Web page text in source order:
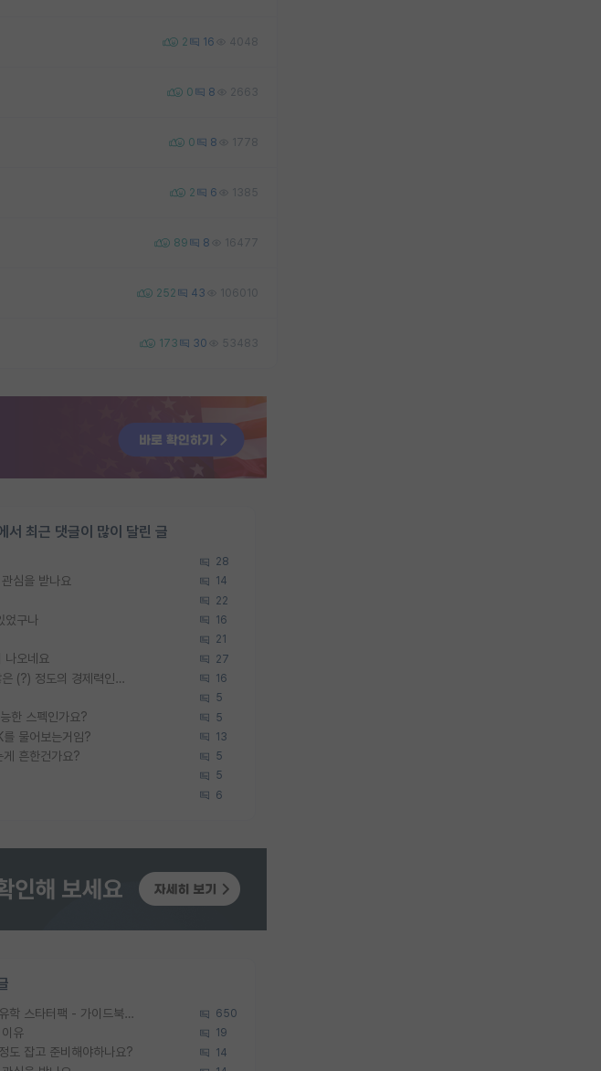
2 16 4048
0 8 2663
0 8 1778
2 6 1385
89 8 16477
252 43 106010
173 30 53483
서 최근 댓글이 많이 달린 글
28
심을 받나요 14
22
었구나 16
21
나오네요 27
박사진학하기에 2억은 괜찮은 (?) 정도의 경제력인가요 16
5
한 스펙인가요? 5
물어보는거임? 13
게 흔한건가요? 5
5
6
[무료] 2026 미국 대학원 유학 스타터팩 - 가이드북 & 합격자 컨택메일 템플릿 650
유 19
도 잡고 준비해야하나요? 14